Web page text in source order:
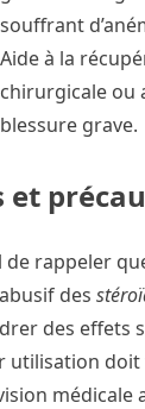
souffrant
Aide à la
chirurgicale ou
blessure grave.
et
rappeler
des
des effets
utilisation
médicale